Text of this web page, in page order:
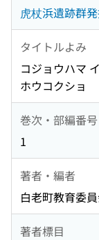
虎杖浜遺跡群
タイトルよみ
コジョウハマ
ホウコクショ
巻次・部編番号
1
著者・編者
白老町教育委
著者標目